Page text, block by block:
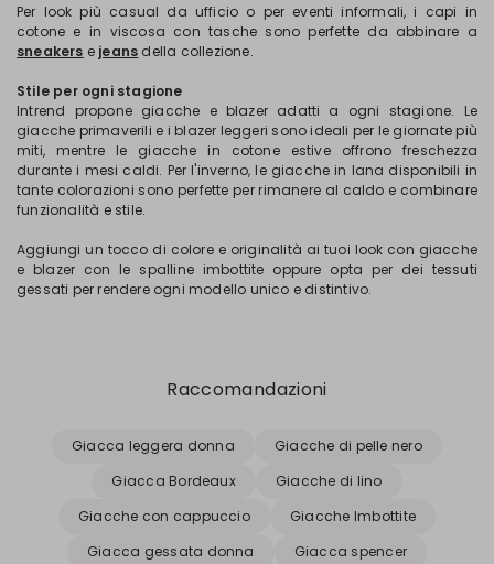
Per look più casual da ufficio o per eventi informali, i capi in
cotone e in viscosa con tasche sono perfette da abbinare a
sneakers e jeans della collezione.
Stile per ogni stagione
Intrend propone giacche e blazer adatti a ogni stagione. Le
giacche primaverili e i blazer leggeri sono ideali per le giornate più
miti, mentre le giacche in cotone estive offrono freschezza
durante i mesi caldi. Per l'inverno, le giacche in lana disponibili in
tante colorazioni sono perfette per rimanere al caldo e combinare
funzionalità e stile.
Aggiungi un tocco di colore e originalità ai tuoi look con giacche
e blazer con le spalline imbottite oppure opta per dei tessuti
gessati per rendere ogni modello unico e distintivo.
Raccomandazioni
Giacca leggera donna
Giacche di pelle nero
Giacca Bordeaux
Giacche di lino
Giacche con cappuccio
Giacche Imbottite
Giacca gessata donna
Giacca spencer